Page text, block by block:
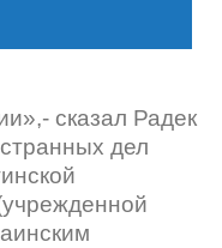
сказал Радек
дел